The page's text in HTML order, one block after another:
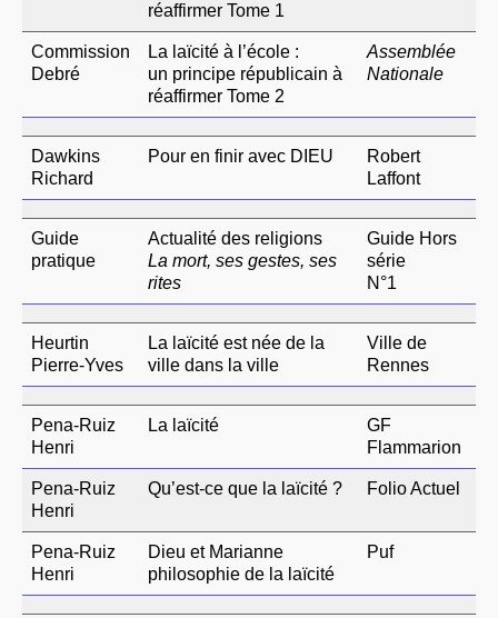
réaffirmer Tome 1
Commission
Debré
La laïcité à l’école :
un principe républicain à
réaffirmer Tome 2
Assemblée
Nationale
Dawkins
Richard
Pour en finir avec DIEU
Robert
Laffont
Guide
pratique
Actualité des religions
La mort, ses gestes, ses
rites
Guide Hors
série
N°1
Heurtin
Pierre-Yves
La laïcité est née de la
ville dans la ville
Ville de
Rennes
Pena-Ruiz
Henri
La laïcité
GF
Flammarion
Pena-Ruiz
Henri
Qu’est-ce que la laïcité ? Folio Actuel
Pena-Ruiz
Henri
Dieu et Marianne
philosophie de la laïcité
Puf